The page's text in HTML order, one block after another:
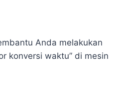
Anda melakukan
konversi waktu” di mesin